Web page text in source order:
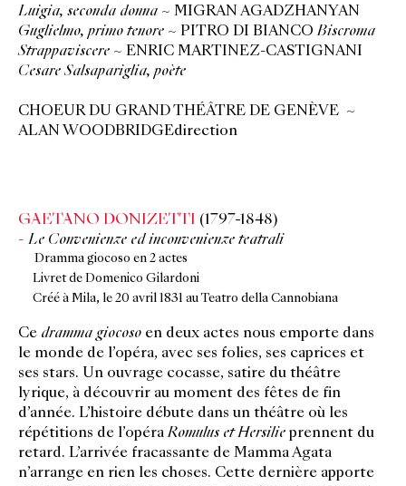
Luigia, seconda donna ~ MIGRAN AGADZHANYAN
Guglielmo, primo tenore ~ PITRO DI BIANCOBiscroma
Strappaviscere ~ ENRIC MARTINEZ-CASTIGNANI
Cesare Salsapariglia, poète
CHOEUR DU GRAND THÉÂTRE DE GENÈVE ~
ALAN WOODBRIDGEdirection
GAETANO DONIZETTI (1797-1848)
Le Convenienze ed inconvenienze teatrali
Dramma giocoso en 2 actes
Livret de Domenico Gilardoni
Créé à Mila, le 20 avril 1831 au Teatro della Cannobiana
Ce dramma giocoso en deux actes nous emporte dans
le monde de l’opéra, avec ses folies, ses caprices et
ses stars. Un ouvrage cocasse, satire du théâtre
lyrique, à découvrir au moment des fêtes de fin
d’année. L’histoire débute dans un théâtre où les
répétitions de l’opéraRomulus et Hersilie prennent du
retard. L’arrivée fracassante de Mamma Agata
n’arrange en rien les choses. Cette dernière apporte